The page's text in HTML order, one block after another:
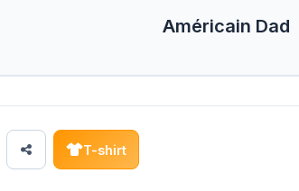
Américain Dad
T-shirt